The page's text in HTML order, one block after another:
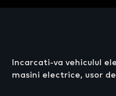
Incarcati-va vehiculul
masini electrice, usor